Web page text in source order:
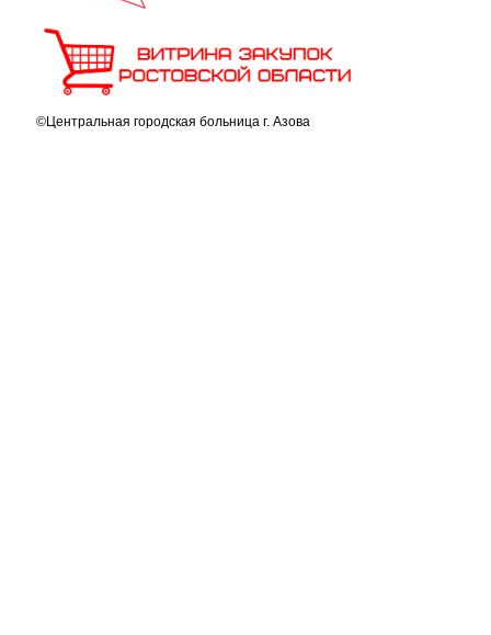
©Центральная городская больница г. Азова